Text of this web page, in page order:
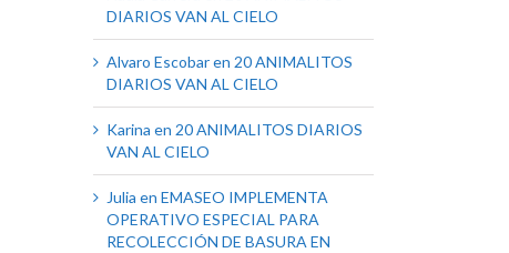
DIARIOS VAN AL CIELO
Alvaro Escobaren 20 ANIMALITOS
DIARIOS VAN AL CIELO
Karina en 20 ANIMALITOS DIARIOS
VAN AL CIELO
Julia en EMASEO IMPLEMENTA
OPERATIVO ESPECIAL PARA
RECOLECCIÓN DE BASURA EN